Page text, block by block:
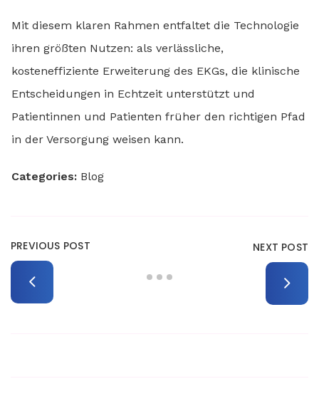
Mit diesem klaren Rahmen entfaltet die Technologie
ihren größten Nutzen: als verlässliche,
kosteneffiziente Erweiterung des EKGs, die klinische
Entscheidungen in Echtzeit unterstützt und
Patientinnen und Patienten früher den richtigen Pfad
in der Versorgung weisen kann.
Categories: Blog
PREVIOUS POST NEXT POST